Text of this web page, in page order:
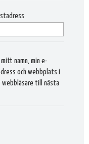
mitt namn, min e-
och webbplats i
webbläsare till nästa